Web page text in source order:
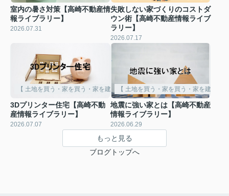
室内の暑さ対策【高崎不動産情
報ライブラリー】
2026.07.31
失敗しない家づくりのコストダ
ウン術【高崎不動産情報ライブ
ラリー】
2026.07.17
【 土地を買う・家を買う・家を建てる 】
3Dプリンター住宅【高崎不動
産情報ライブラリー】
2026.07.07
【 土地を買う・家を買う・家を建てる
地震に強い家とは【高崎不動産
情報ライブラリー】
2026.06.29
もっと見る
ブログトップへ